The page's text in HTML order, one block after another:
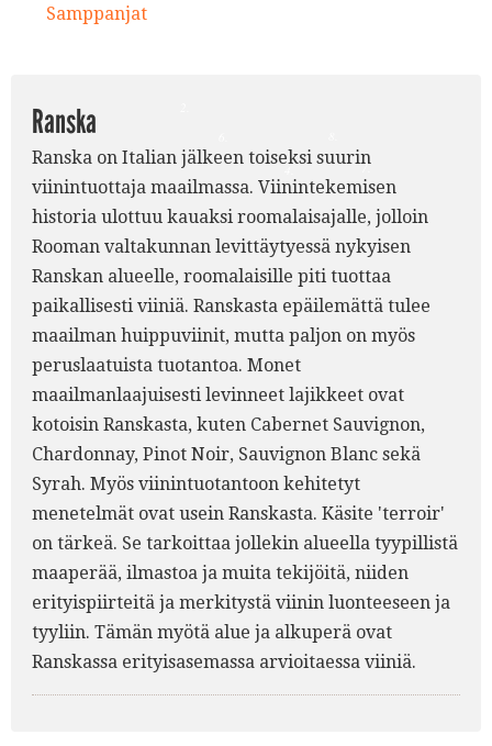
4.
7.
Samppanjat
Ranska
Ranska on Italian jälkeen toiseksi suurin
viinintuottaja maailmassa. Viinintekemisen
historia ulottuu kauaksi roomalaisajalle, jolloin
Rooman valtakunnan levittäytyessä nykyisen
Ranskan alueelle, roomalaisille piti tuottaa
paikallisesti viiniä. Ranskasta epäilemättä tulee
maailman huippuviinit, mutta paljon on myös
peruslaatuista tuotantoa. Monet
maailmanlaajuisesti levinneet lajikkeet ovat
kotoisin Ranskasta, kuten Cabernet Sauvignon,
Chardonnay, Pinot Noir, Sauvignon Blanc sekä
Syrah. Myös viinintuotantoon kehitetyt
menetelmät ovat usein Ranskasta. Käsite 'terroir'
on tärkeä. Se tarkoittaa jollekin alueella tyypillistä
maaperää, ilmastoa ja muita tekijöitä, niiden
erityispiirteitä ja merkitystä viinin luonteeseen ja
tyyliin. Tämän myötä alue ja alkuperä ovat
Ranskassa erityisasemassa arvioitaessa viiniä.